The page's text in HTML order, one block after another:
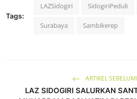
Tags:
LAZSidogiri SidogiriPeduli
Surabaya Sambikerep
ARTIKEL
LAZ SIDOGIRI SALURKAN